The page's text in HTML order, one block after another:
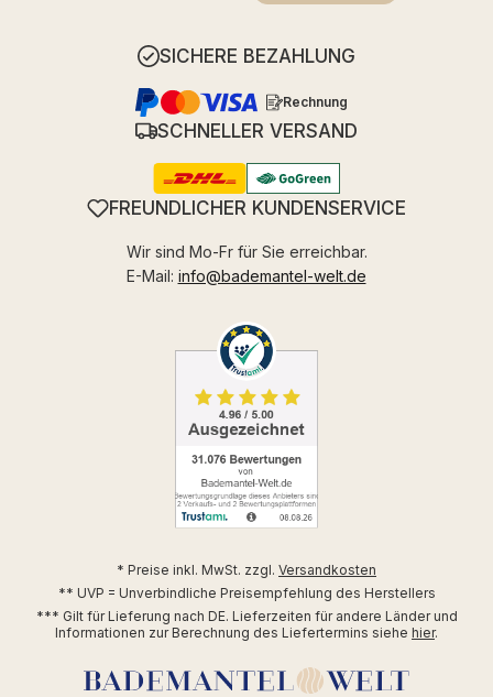
SICHERE BEZAHLUNG
Rechnung
SCHNELLER VERSAND
FREUNDLICHER KUNDENSERVICE
Wir sind Mo-Fr für Sie erreichbar.
E-Mail: info@bademantel-welt.de
* Preise inkl. MwSt. zzgl. Versandkosten
** UVP = Unverbindliche Preisempfehlung des Herstellers
*** Gilt für Lieferung nach DE. Lieferzeiten für andere Länder und
Informationen zur Berechnung des Liefertermins siehe hier.